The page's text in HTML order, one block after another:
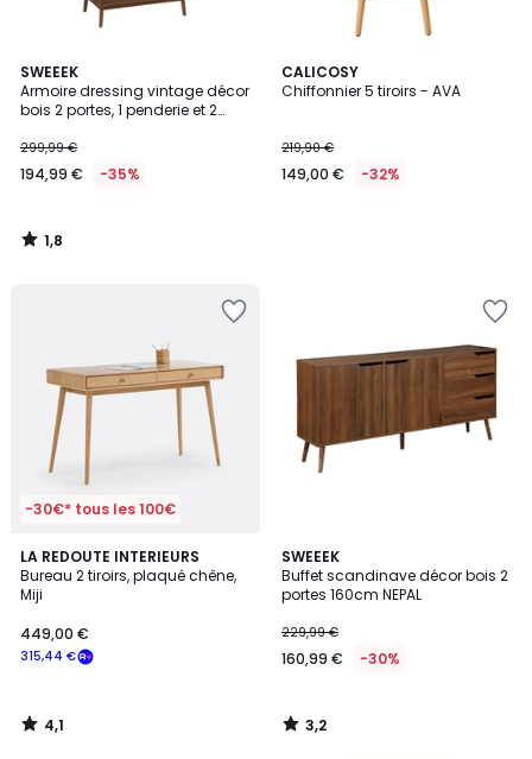
SWEEEK
Armoire dressing vintage décor
bois 2 portes, 1 penderie et 2
299,99 €
194,99 € -35%
1,8
/
5
1,8
/
CALICOSY
Chiffonnier 5 tiroirs - AVA
219,90 €
149,00 € -32%
-30€* tous les 100€
LA REDOUTE INTERIEURS
Bureau 2 tiroirs, plaqué chêne,
Miji
315,44 €
449,00 €
4,1
/ 5
4,1
/
SWEEEK
Buffet scandinave décor bois 2
portes 160cm NEPAL
229,99 €
160,99 € -30%
3,2
/ 5
3,2
/